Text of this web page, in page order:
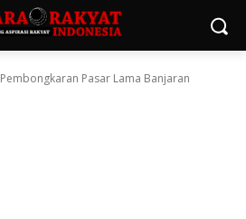
Pembongkaran Pasar Lama Banjaran